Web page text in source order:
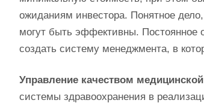
ожиданиям инвестора. Понятное
могут быть эффективны. Постоянное
создать систему менеджмента, в
Управление качеством
системы здравоохранения в